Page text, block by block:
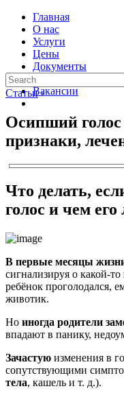
Главная
О нас
Услуги
Цены
Документы
Контакты
Вакансии
Статьи ›
Осипший голос
признаки,
Что делать,
голос и чем его
В первые месяцы
сигнализируя о какой-
ребёнок проголодался,
животик.
Но иногда родители
впадают в панику,
Зачастую изменения в
сопутствующими
тела, кашель и т. д.).